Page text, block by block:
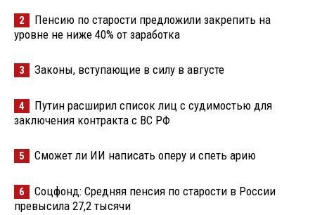
2
Пенсию по старости предложили закрепить на
уровне не ниже 40% от заработка
3 Законы, вступающие в силу в августе
4
Путин расширил список лиц с судимостью для
заключения контракта с ВС РФ
5 Сможет ли ИИ написать оперу и спеть арию
6
Соцфонд: Средняя пенсия по старости в России
превысила 27,2 тысячи